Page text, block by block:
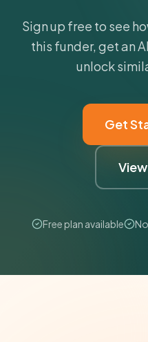
Sign up free to see
this funder, get an
unlock
Get
Free plan available